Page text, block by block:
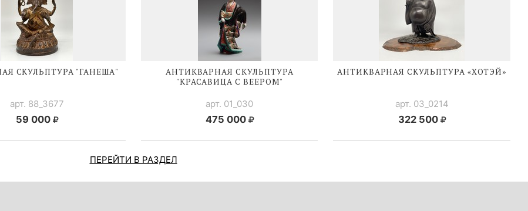
СКУЛЬПТУРА "ГАНЕША"
арт. 88_3677
59 000
АНТИКВАРНАЯ СКУЛЬПТУРА
"КРАСАВИЦА С ВЕЕРОМ"
арт. 01_030
475 000
АНТИКВАРНАЯ СКУЛЬПТУРА «ХОТЭЙ»
арт. 03_0214
322 500
ПЕРЕЙТИ В РАЗДЕЛ